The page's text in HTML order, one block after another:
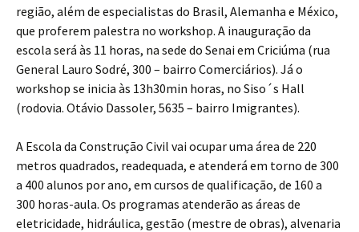
região, além de especialistas do Brasil, Alemanha e México,
que proferem palestra no workshop. A inauguração da
escola será às 11 horas, na sede do Senai em Criciúma (rua
General Lauro Sodré, 300 – bairro Comerciários). Já o
workshop se inicia às 13h30min horas, no Siso´s Hall
(rodovia. Otávio Dassoler, 5635 – bairro Imigrantes).
A Escola da Construção Civil vai ocupar uma área de 220
metros quadrados, readequada, e atenderá em torno de 300
a 400 alunos por ano, em cursos de qualificação, de 160 a
300 horas-aula. Os programas atenderão as áreas de
eletricidade, hidráulica, gestão (mestre de obras), alvenaria